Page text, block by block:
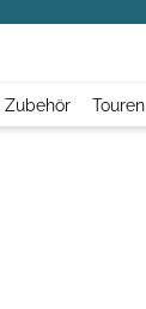
Zubehör Touren